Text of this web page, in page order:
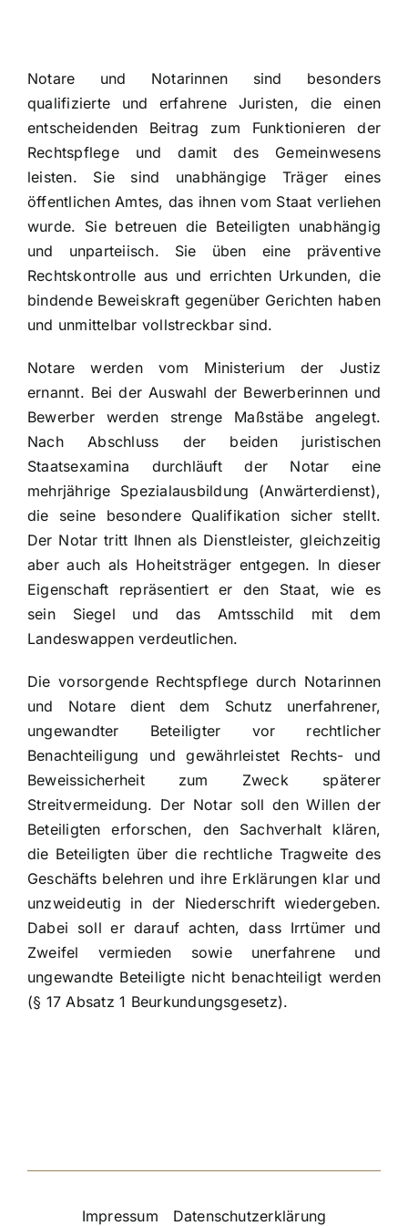
Downloads
Onlineformulare
Kontakt
Notare und Notarinnen sind besonders
qualifizierte und erfahrene Juristen, die einen
entscheidenden Beitrag zum Funktionieren der
Rechtspflege und damit des Gemeinwesens
leisten. Sie sind unabhängige Träger eines
öffentlichen Amtes, das ihnen vom Staat verliehen
wurde. Sie betreuen die Beteiligten unabhängig
und unparteiisch. Sie üben eine präventive
Rechtskontrolle aus und errichten Urkunden, die
bindende Beweiskraft gegenüber Gerichten haben
und unmittelbar vollstreckbar sind.
Notare werden vom Ministerium der Justiz
ernannt. Bei der Auswahl der Bewerberinnen und
Bewerber werden strenge Maßstäbe angelegt.
Nach Abschluss der beiden juristischen
Staatsexamina durchläuft der Notar eine
mehrjährige Spezialausbildung (Anwärterdienst),
die seine besondere Qualifikation sicher stellt.
Der Notar tritt Ihnen als Dienstleister, gleichzeitig
aber auch als Hoheitsträger entgegen. In dieser
Eigenschaft repräsentiert er den Staat, wie es
sein Siegel und das Amtsschild mit dem
Landeswappen verdeutlichen.
Die vorsorgende Rechtspflege durch Notarinnen
und Notare dient dem Schutz unerfahrener,
ungewandter Beteiligter vor rechtlicher
Benachteiligung und gewährleistet Rechts- und
Beweissicherheit zum Zweck späterer
Streitvermeidung. Der Notar soll den Willen der
Beteiligten erforschen, den Sachverhalt klären,
die Beteiligten über die rechtliche Tragweite des
Geschäfts belehren und ihre Erklärungen klar und
unzweideutig in der Niederschrift wiedergeben.
Dabei soll er darauf achten, dass Irrtümer und
Zweifel vermieden sowie unerfahrene und
ungewandte Beteiligte nicht benachteiligt werden
(§ 17 Absatz 1 Beurkundungsgesetz).
Impressum Datenschutzerklärung